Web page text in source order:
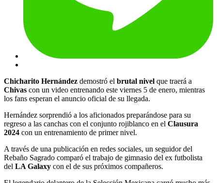
Chicharito Hernández demostró el brutal nivel que traerá a
Chivas con un video entrenando este viernes 5 de enero, mientras
los fans esperan el anuncio oficial de su llegada.
Hernández sorprendió a los aficionados preparándose para su
regreso a las canchas con el conjunto rojiblanco en el Clausura
2024 con un entrenamiento de primer nivel.
A través de una publicación en redes sociales, un seguidor del
Rebaño Sagrado comparó el trabajo de gimnasio del ex futbolista
del LA Galaxy con el de sus próximos compañeros.